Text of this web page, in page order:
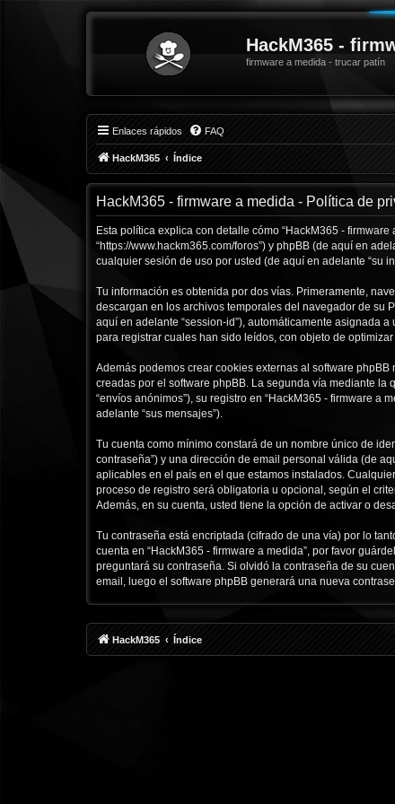
HackM365 -
firmware a medida - trucar patín
Enlaces rápidos FAQ
HackM365 Índice
HackM365 - firmware a medida - Política de
Esta política explica con detalle cómo “HackM365 - firmware
“https://www.hackm365.com/foros”) y phpBB (de aquí en
cualquier sesión de uso por usted (de aquí en adelante “su
Tu información es obtenida por dos vías. Primeramente,
descargan en los archivos temporales del navegador de su
aquí en adelante “session-id”), automáticamente asignada
para registrar cuales han sido leídos, con objeto de
Además podemos crear cookies externas al software
creadas por el software phpBB. La segunda vía mediante
“envíos anónimos”), su registro en “HackM365 - firmware a
adelante “sus mensajes”).
Tu cuenta como mínimo constará de un nombre único de
contraseña”) y una dirección de email personal válida (de
aplicables en el país en el que estamos instalados.
proceso de registro será obligatoria u opcional, según el
Además, en su cuenta, usted tiene la opción de activar o
Tu contraseña está encriptada (cifrado de una vía) por lo
cuenta en “HackM365 - firmware a medida”, por favor
preguntará su contraseña. Si olvidó la contraseña de su
email, luego el software phpBB generará una nueva
HackM365 Índice